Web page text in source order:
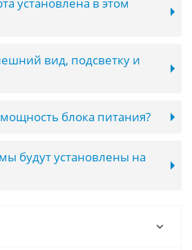
вид, подсветку и
блока питания?
будут установлены на